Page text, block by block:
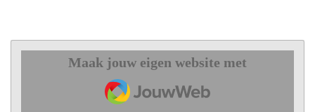
Maak jouw eigen website met
JouwWeb